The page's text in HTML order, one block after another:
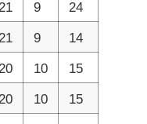
21 9
24
21 9
14
20 10
15
20 10
15